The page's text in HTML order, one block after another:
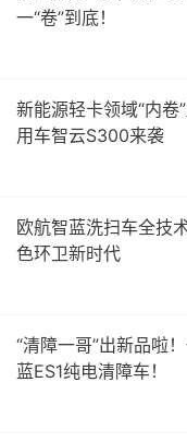
一“卷”到底！
新能源轻卡领域“内卷
用车智云S300来袭
欧航智蓝洗扫车全技
色环卫新时代
“清障一哥”出新品啦
蓝ES1纯电清障车！